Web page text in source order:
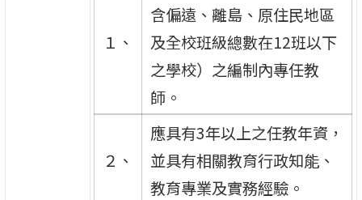
１、
含偏遠、離島、原住民地區
及全校班級總數在12班以下
之學校）之編制內專任教
師。
２、
應具有3年以上之任教年資，
並具有相關教育行政知能、
教育專業及實務經驗。